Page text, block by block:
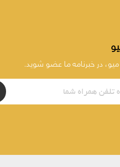
در خبرنامه ما عضو شوید.